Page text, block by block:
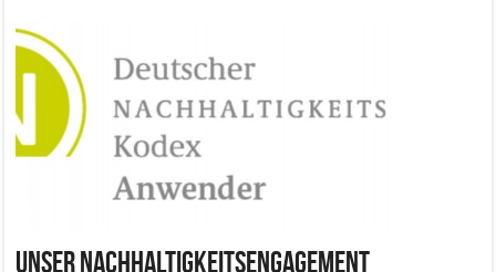
Unser Nachhaltigkeitsengagement